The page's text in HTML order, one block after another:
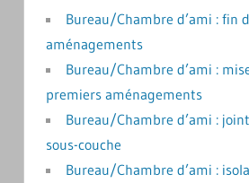
Bureau/Chambre d’ami : fin
aménagements
Bureau/Chambre d’ami :
premiers aménagements
Bureau/Chambre d’ami :
sous-couche
Bureau/Chambre d’ami :